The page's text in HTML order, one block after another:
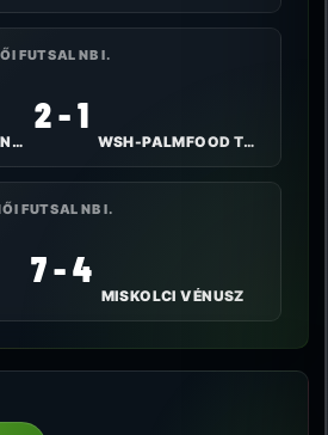
FUTSAL NB I.
HAJDÚBÖSZÖRMÉNYI TE
2 - 1
WSH-PALMFOOD TOLNA-MÖZS
FUTSAL NB I.
7 - 4
MISKOLCI VÉNUSZ